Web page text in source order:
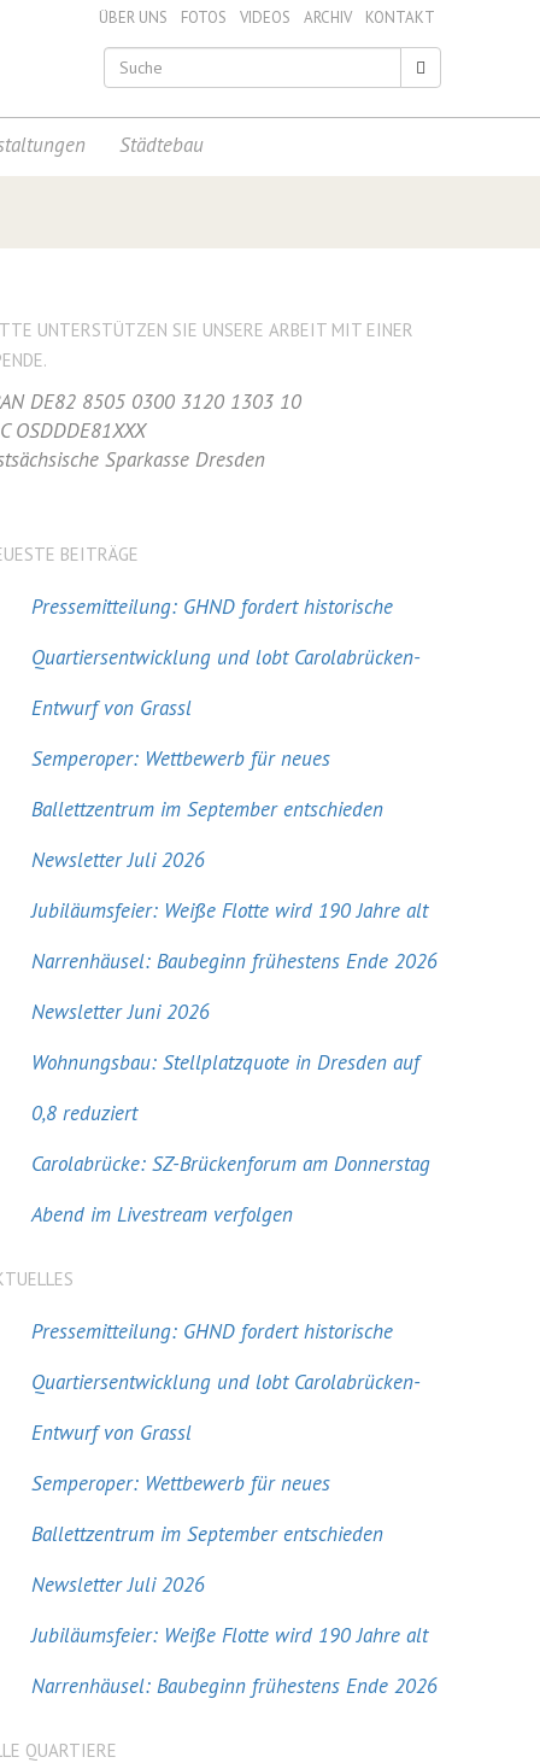
ÜBER UNS FOTOS VIDEOS ARCHIV KONTAKT
Städtebau
UNTERSTÜTZEN SIE UNSERE ARBEIT MIT EINER
DE82 8505 0300 3120 1303 10
OSDDDE81XXX
Sparkasse Dresden
BEITRÄGE
Pressemitteilung: GHND fordert historische
Quartiersentwicklung und lobt Carolabrücken-
Entwurf von Grassl
Semperoper: Wettbewerb für neues
Ballettzentrum im September entschieden
Newsletter Juli 2026
Jubiläumsfeier: Weiße Flotte wird 190 Jahre alt
Narrenhäusel: Baubeginn frühestens Ende 2026
Newsletter Juni 2026
Wohnungsbau: Stellplatzquote in Dresden auf
0,8 reduziert
Carolabrücke: SZ-Brückenforum am Donnerstag
Abend im Livestream verfolgen
Pressemitteilung: GHND fordert historische
Quartiersentwicklung und lobt Carolabrücken-
Entwurf von Grassl
Semperoper: Wettbewerb für neues
Ballettzentrum im September entschieden
Newsletter Juli 2026
Jubiläumsfeier: Weiße Flotte wird 190 Jahre alt
Narrenhäusel: Baubeginn frühestens Ende 2026
QUARTIERE